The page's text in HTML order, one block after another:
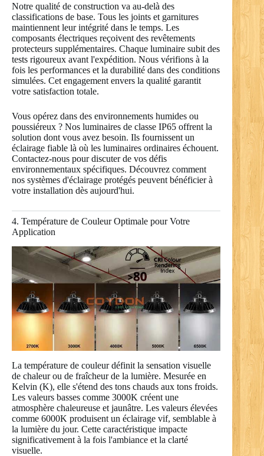
Notre qualité de construction va au-delà des
classifications de base. Tous les joints et garnitures
maintiennent leur intégrité dans le temps. Les
composants électriques reçoivent des revêtements
protecteurs supplémentaires. Chaque luminaire subit des
tests rigoureux avant l'expédition. Nous vérifions à la
fois les performances et la durabilité dans des conditions
simulées. Cet engagement envers la qualité garantit
votre satisfaction totale.
Vous opérez dans des environnements humides ou
poussiéreux ? Nos luminaires de classe IP65 offrent la
solution dont vous avez besoin. Ils fournissent un
éclairage fiable là où les luminaires ordinaires échouent.
Contactez-nous pour discuter de vos défis
environnementaux spécifiques. Découvrez comment
nos systèmes d'éclairage protégés peuvent bénéficier à
votre installation dès aujourd'hui.
4. Température de Couleur Optimale pour Votre
Application
La température de couleur définit la sensation visuelle
de chaleur ou de fraîcheur de la lumière. Mesurée en
Kelvin (K), elle s'étend des tons chauds aux tons froids.
Les valeurs basses comme 3000K créent une
atmosphère chaleureuse et jaunâtre. Les valeurs élevées
comme 6000K produisent un éclairage vif, semblable à
la lumière du jour. Cette caractéristique impacte
significativement à la fois l'ambiance et la clarté
visuelle.